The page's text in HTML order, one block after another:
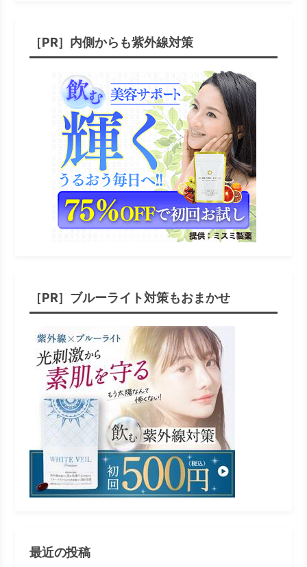
［PR］内側からも紫外線対策
［PR］ブルーライト対策もおまかせ
最近の投稿